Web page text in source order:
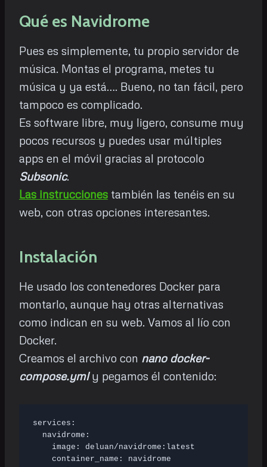
Qué es Navidrome
Pues es simplemente, tu propio servidor de
música. Montas el programa, metes tu
música y ya está…. Bueno, no tan fácil, pero
tampoco es complicado.
Es software libre, muy ligero, consume muy
pocos recursos y puedes usar múltiples
apps en el móvil gracias al protocolo
Subsonic.
Las instrucciones también las tenéis en su
web, con otras opciones interesantes.
Instalación
He usado los contenedores Docker para
montarlo, aunque hay otras alternativas
como indican en su web. Vamos al lío con
Docker.
Creamos el archivo con nano docker-
compose.ymly pegamos él contenido:
services: